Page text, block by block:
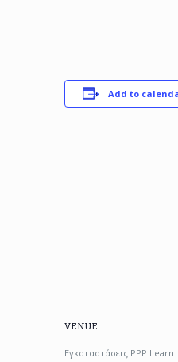
Add to
VENUE
Εγκαταστάσεις PPP Learn